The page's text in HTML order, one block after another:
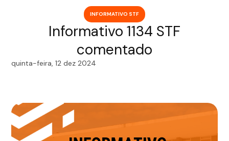
INFORMATIVO STF
Informativo 1134 STF
comentado
quinta-feira, 12 dez 2024